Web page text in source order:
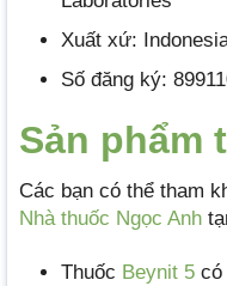
Xuất xứ:
Số đăng ký:
Sản phẩm
Các bạn có thể tham
Nhà thuốc Ngọc Anh
Thuốc Beynit 5 có